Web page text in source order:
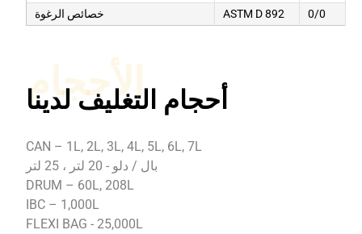
خصائص الرغوة
ASTM D 892 0/0
الأحجام
أحجام التغليف لدينا
CAN – 1L, 2L, 3L, 4L, 5L, 6L, 7L
بال / دلو - 20 لتر ، 25 لتر
DRUM – 60L, 208L
IBC – 1,000L
FLEXI BAG - 25,000L